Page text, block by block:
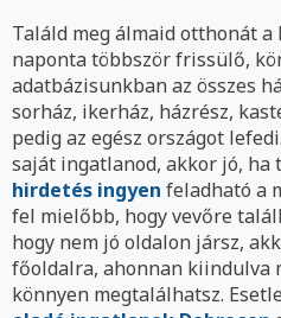
Találd meg álmaid otthonát a
naponta többször frissülő,
adatbázisunkban az összes
sorház, ikerház, házrész,
pedig az egész országot
saját ingatlanod, akkor jó, ha
hirdetés ingyen feladható a
fel mielőbb, hogy vevőre
hogy nem jó oldalon jársz,
főoldalra, ahonnan kiindulva
könnyen megtalálhatsz.